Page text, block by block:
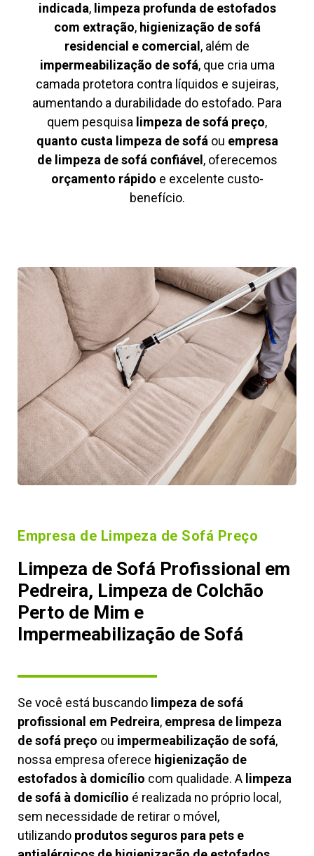
indicada, limpeza profunda de estofados
com extração, higienização de sofá
residencial e comercial , além de
impermeabilização de sofá, que cria uma
camada protetora contra líquidos e sujeiras,
aumentando a durabilidade do estofado. Para
quem pesquisa limpeza de sofá preço,
quanto custa limpeza de sofáou empresa
de limpeza de sofá confiável , oferecemos
orçamento rápido e excelente custo-
benefício.
Empresa de Limpeza de Sofá Preço
Limpeza de Sofá Profissional em
Pedreira, Limpeza de Colchão
Perto de Mim e
Impermeabilização de Sofá
Se você está buscando limpeza de sofá
profissional em Pedreira, empresa de limpeza
de sofá preço ou impermeabilização de sofá,
nossa empresa oferece higienização de
estofados à domicílio com qualidade. A limpeza
de sofá à domicílio é realizada no próprio local,
sem necessidade de retirar o móvel,
utilizando produtos seguros para pets e